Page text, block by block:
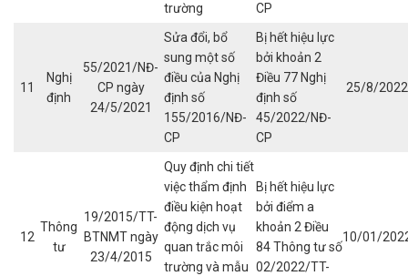
trường
CP
11
Nghị
định
55/2021/NĐ-
CP ngày
24/5/2021
Sửa đổi, bổ
sung một số
điều của Nghị
định số
155/2016/NĐ-
CP
Bị hết hiệu lực
bởi khoản 2
Điều 77 Nghị
định số
45/2022/NĐ-
CP
25/8/2022
12
Thông
tư
19/2015/TT-
BTNMT ngày
23/4/2015
Quy định chi tiết
việc thẩm định
điều kiện hoạt
động dịch vụ
quan trắc môi
trường và mẫu
Bị hết hiệu lực
bởi điểm a
khoản 2 Điều
84 Thông tư số
02/2022/TT-
10/01/